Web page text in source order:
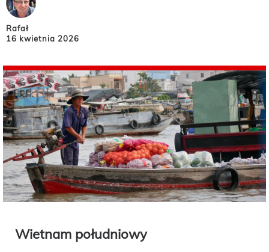
Rafał
16 kwietnia 2026
Wietnam południowy